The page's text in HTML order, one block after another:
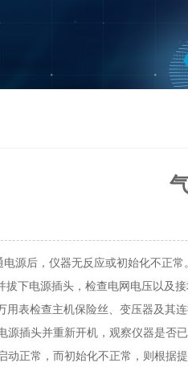
后，仪器无反应或初始化不正常。
下电源插头，检查电网电压以及接
表检查主机保险丝、变压器及其连
插头并重新开机，观察仪器是否已
正常，而初始化不正常，则根据提